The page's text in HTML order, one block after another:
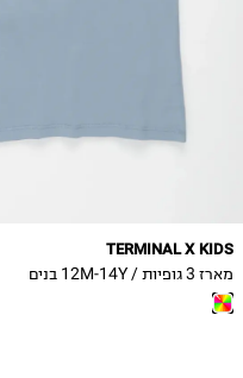
TERMINAL X KIDS
מארז 3 גופיות / 12M-14Y בנים